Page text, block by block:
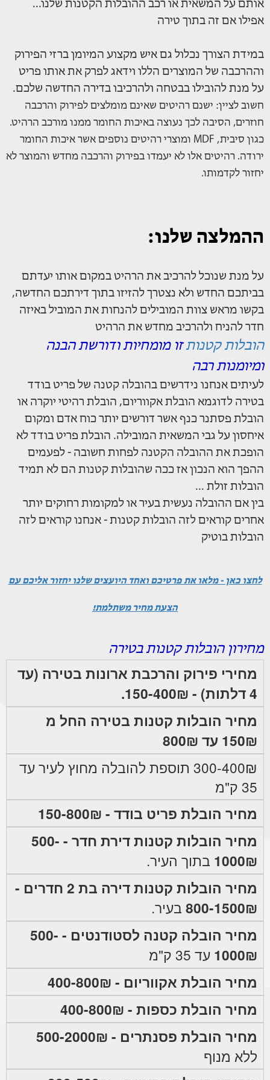
אותם על המשאית או רכב ההובלות הקטנות שלנו...
אפילו אם זה בתוך טירה
במידת הצורך נכלול גם איש מקצוע המיומן ברזי הפירוק
וההרכבה של המוצרים הללו וידאג לפרק את אותו פריט
על מנת להובילו בבטחה ולהרכיבו בדירה החדשה שלכם.
חשוב לציין: ישנם רהיטים שאינם מומלצים לפירוק והרכבה
חוזרים, הסיבה לכך נעוצה באיכות החומר ממנו מורכב הרהיט.
כגון סיבית, MDF ומוצרי רהיטים נוספים אשר איכות החומר
ירודה. רהיטים אלו לא יעמדו בפירוק והרכבה מחדש והמוצר לא
יחזור לקדמותו.
ההמלצה שלנו:
על מנת שנוכל להרכיב את הרהיט במקום אותו יעדתם
בביתכם החדש ולא נצטרך להזיזו בתוך דירתכם החדשה,
בקשו מראש צוות המובילים להנחות את המוביל באיזה
חדר להניח ולהרכיב מחדש את הרהיט
הובלות קטנותזו מומחיות ודורשת הבנה
ומיומנות רבה
לעיתים אנחנו נידרשים בהובלה קטנה של פריט בודד
בטירה לדוגמא הובלת אקווריום, הובלת רהיטי יוקרה או
הובלת פסתנר כנף אשר דורשים יותר כוח אדם ומקום
איחסון על גבי המשאית המובילה. הובלת פריט בודד לא
הופכת את ההובלה הקטנה לפחות חשובה - לפעמים
ההפך הוא הנכון אז ככה שהובלות קטנות הם לא תמיד
הובלות זולת ...
בין אם ההובלה נעשית בעיר או למקומות רחוקים יותר
אחרים קוראים לזה הובלות קטנות - אנחנו קוראים לזה
הובלות בוטיק
לחצו כאן - מלאו את פרטיכם ואחד היועצים שלנו יחזור אליכם עם
הצעת מחיר משתלמת!
מחירון הובלות קטנות בטירה
מחירי פירוק והרכבת ארונות בטירה (עד
4 דלתות) - 150-400₪.
מחיר הובלות קטנות בטירה החל מ
150₪ עד 800₪
300-400₪ תוספת להובלה מחוץ לעיר עד
35 ק"מ
מחיר הובלת פריט בודד - 150-800₪
מחיר הובלות קטנות דירת חדר - 500-
1000₪ בתוך העיר.
מחיר הובלות קטנות דירה בת 2 חדרים -
800-1500₪ בעיר.
מחיר הובלה קטנה לסטודנטים - 500-
1000₪ עד 35 ק"מ
מחיר הובלת אקווריום - 400-800₪
מחיר הובלת כספות - 400-800₪
מחיר הובלת פסנתרים - 500-2000₪
ללא מנוף